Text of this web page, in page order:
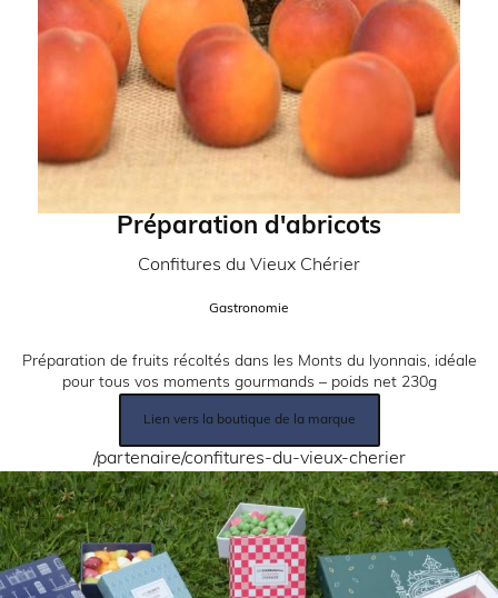
Préparation d'abricots
Confitures du Vieux Chérier
Gastronomie
Description:
Préparation de fruits récoltés dans les Monts du lyonnais, idéale
pour tous vos moments gourmands – poids net 230g
Lien vers la boutique de la marque
/partenaire/confitures-du-vieux-cherier